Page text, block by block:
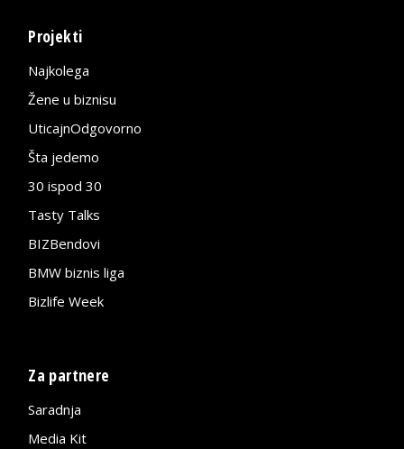
Projekti
Najkolega
Žene u biznisu
UticajnOdgovorno
Šta jedemo
30 ispod 30
Tasty Talks
BIZBendovi
BMW biznis liga
Bizlife Week
Za partnere
Saradnja
Media Kit